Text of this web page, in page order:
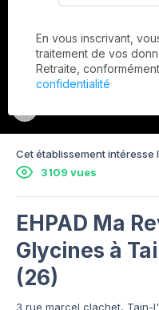
Cet établissement intéresse
3109 vues
EHPAD Ma
Glycines à
(26)
3 rue marcel clachet, Tain-
En vous inscrivant,
traitement de vos
Retraite,
confidentialité